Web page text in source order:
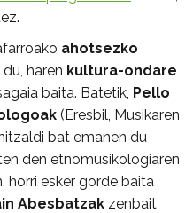
ahotsezko
haren kultura-ondare
baita. Batetik, Pello
(Eresbil, Musikaren
bat emanen du
den etnomusikologiaren
horri esker gorde baita
Abesbatzak zenbait